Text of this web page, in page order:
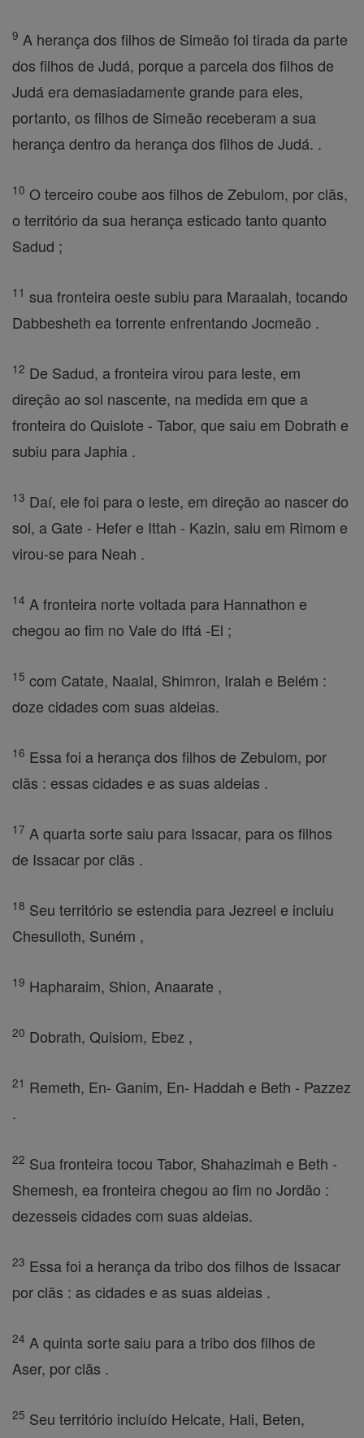
9 A herança dos filhos de Simeão foi tirada da parte
dos filhos de Judá, porque a parcela dos filhos de
Judá era demasiadamente grande para eles,
portanto, os filhos de Simeão receberam a sua
herança dentro da herança dos filhos de Judá. .
10 O terceiro coube aos filhos de Zebulom, por clãs,
o território da sua herança esticado tanto quanto
Sadud ;
11 sua fronteira oeste subiu para Maraalah, tocando
Dabbesheth ea torrente enfrentando Jocmeão .
12 De Sadud, a fronteira virou para leste, em
direção ao sol nascente, na medida em que a
fronteira do Quislote - Tabor, que saiu em Dobrath e
subiu para Japhia .
13 Daí, ele foi para o leste, em direção ao nascer do
sol, a Gate - Hefer e Ittah - Kazin, saiu em Rimom e
virou-se para Neah .
14 A fronteira norte voltada para Hannathon e
chegou ao fim no Vale do Iftá -El ;
15 com Catate, Naalal, Shimron, Iralah e Belém :
doze cidades com suas aldeias.
16 Essa foi a herança dos filhos de Zebulom, por
clãs : essas cidades e as suas aldeias .
17 A quarta sorte saiu para Issacar, para os filhos
de Issacar por clãs .
18 Seu território se estendia para Jezreel e incluiu
Chesulloth, Suném ,
19 Hapharaim, Shion, Anaarate ,
20 Dobrath, Quisiom, Ebez ,
21 Remeth, En- Ganim, En- Haddah e Beth - Pazzez
.
22 Sua fronteira tocou Tabor, Shahazimah e Beth -
Shemesh, ea fronteira chegou ao fim no Jordão :
dezesseis cidades com suas aldeias.
23 Essa foi a herança da tribo dos filhos de Issacar
por clãs : as cidades e as suas aldeias .
24 A quinta sorte saiu para a tribo dos filhos de
Aser, por clãs .
25 Seu território incluído Helcate, Hali, Beten,